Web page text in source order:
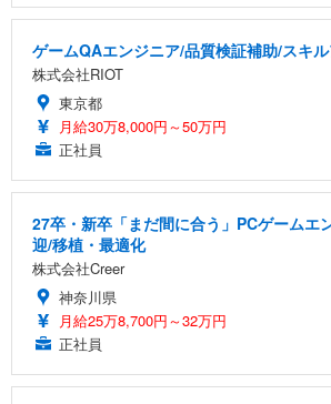
ゲームQAエンジニア/品質検証補助/スキ
株式会社RIOT
東京都
月給30万8,000円～50万円
正社員
27卒・新卒「まだ間に合う」PCゲームエ
迎/移植・最適化
株式会社Creer
神奈川県
月給25万8,700円～32万円
正社員